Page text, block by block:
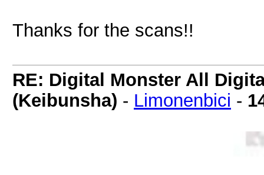
Thanks for the scans!!
RE: Digital Monster All
(Keibunsha) - Limonenbici -